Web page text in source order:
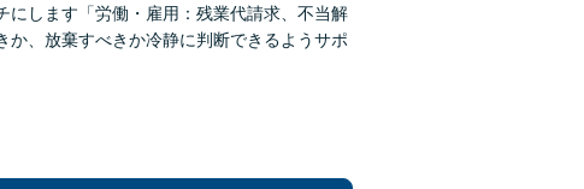
にします「労働・雇用：残業代請求、不当解
、放棄すべきか冷静に判断できるようサポ